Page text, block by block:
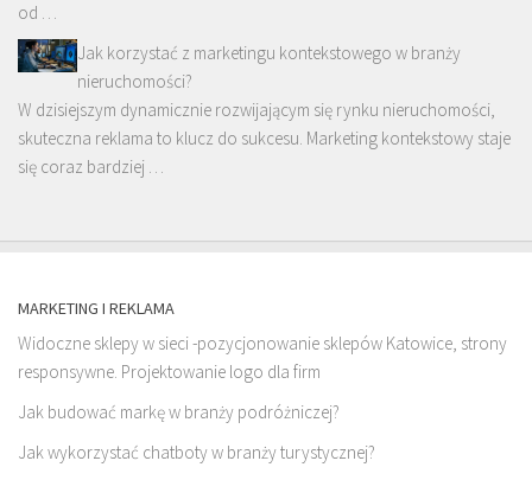
od …
Jak korzystać z marketingu kontekstowego w branży
nieruchomości?
W dzisiejszym dynamicznie rozwijającym się rynku nieruchomości,
skuteczna reklama to klucz do sukcesu. Marketing kontekstowy staje
się coraz bardziej …
MARKETING I REKLAMA
Widoczne sklepy w sieci -pozycjonowanie sklepów Katowice, strony
responsywne. Projektowanie logo dla firm
Jak budować markę w branży podróżniczej?
Jak wykorzystać chatboty w branży turystycznej?